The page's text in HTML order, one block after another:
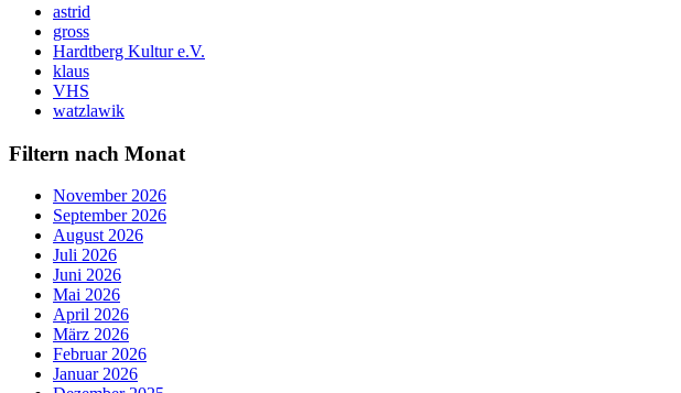
astrid
gross
Hardtberg Kultur e.V.
klaus
VHS
watzlawik
Filtern nach Monat
November 2026
September 2026
August 2026
Juli 2026
Juni 2026
Mai 2026
April 2026
März 2026
Februar 2026
Januar 2026